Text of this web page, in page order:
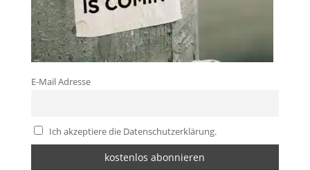
E-Mail Adresse
Ich akzeptiere die Datenschutzerklärung.